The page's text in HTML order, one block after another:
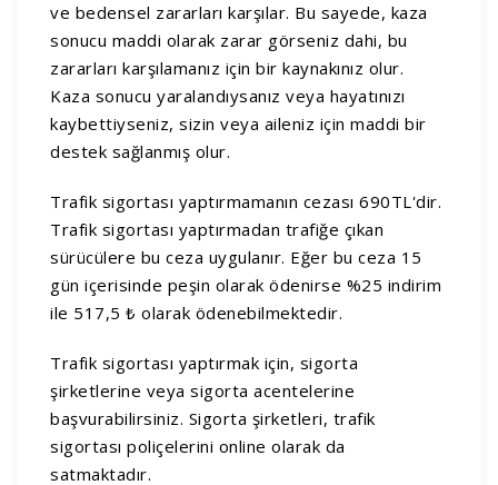
ve bedensel zararları karşılar. Bu sayede, kaza
sonucu maddi olarak zarar görseniz dahi, bu
zararları karşılamanız için bir kaynakınız olur.
Kaza sonucu yaralandıysanız veya hayatınızı
kaybettiyseniz, sizin veya aileniz için maddi bir
destek sağlanmış olur.
Trafik sigortası yaptırmamanın cezası 690TL'dir.
Trafik sigortası yaptırmadan trafiğe çıkan
sürücülere bu ceza uygulanır. Eğer bu ceza 15
gün içerisinde peşin olarak ödenirse %25 indirim
ile 517,5 ₺ olarak ödenebilmektedir.
Trafik sigortası yaptırmak için, sigorta
şirketlerine veya sigorta acentelerine
başvurabilirsiniz. Sigorta şirketleri, trafik
sigortası poliçelerini online olarak da
satmaktadır.